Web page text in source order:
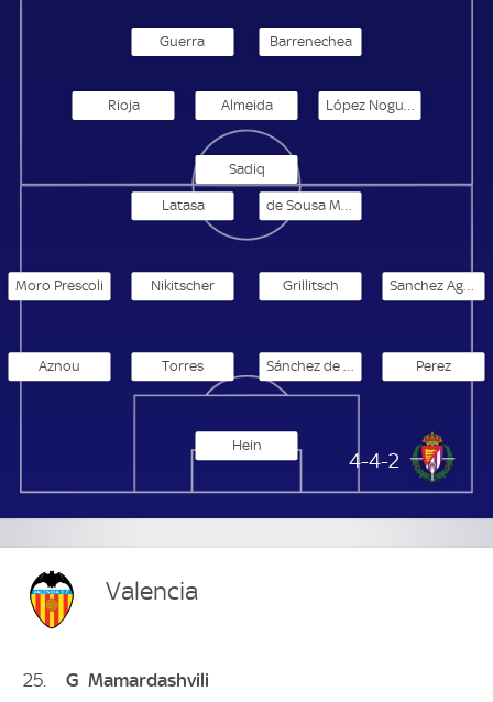
Guerra Barrenechea
Rioja Almeida López Noguerol
Sadiq
Real Valladolid
4-4-2
Hein
Perez
Torres
Aznou
Sanchez Aguayo
Grillitsch
Nikitscher
Moro Prescoli
de Sousa Mendonca
Latasa
Valencia
25 G Mamardashvili